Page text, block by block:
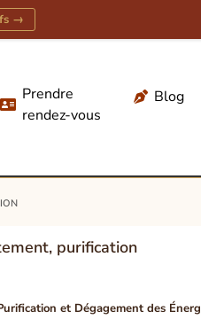
→

Prendre
rendez-vous
 Blog
purification
et Dégagement des